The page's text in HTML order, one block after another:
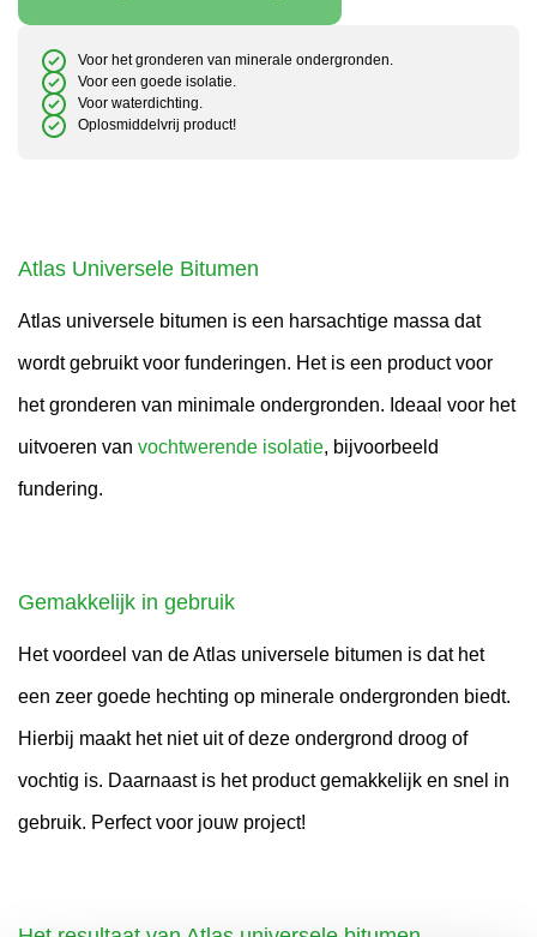
Voor het gronderen van minerale ondergronden.
Voor een goede isolatie.
Voor waterdichting.
Oplosmiddelvrij product!
Atlas Universele Bitumen
Atlas universele bitumen is een harsachtige massa dat
wordt gebruikt voor funderingen. Het is een product voor
het gronderen van minimale ondergronden. Ideaal voor het
uitvoeren van vochtwerende isolatie, bijvoorbeeld
fundering.
Gemakkelijk in gebruik
Het voordeel van de Atlas universele bitumen is dat het
een zeer goede hechting op minerale ondergronden biedt.
Hierbij maakt het niet uit of deze ondergrond droog of
vochtig is. Daarnaast is het product gemakkelijk en snel in
gebruik. Perfect voor jouw project!